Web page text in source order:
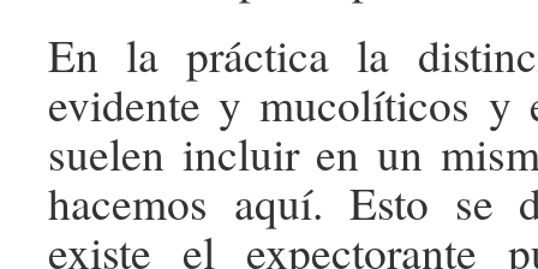
En la práctica la
evidente y mucolíticos y
suelen incluir en un
hacemos aquí. Esto se
existe el expectorante